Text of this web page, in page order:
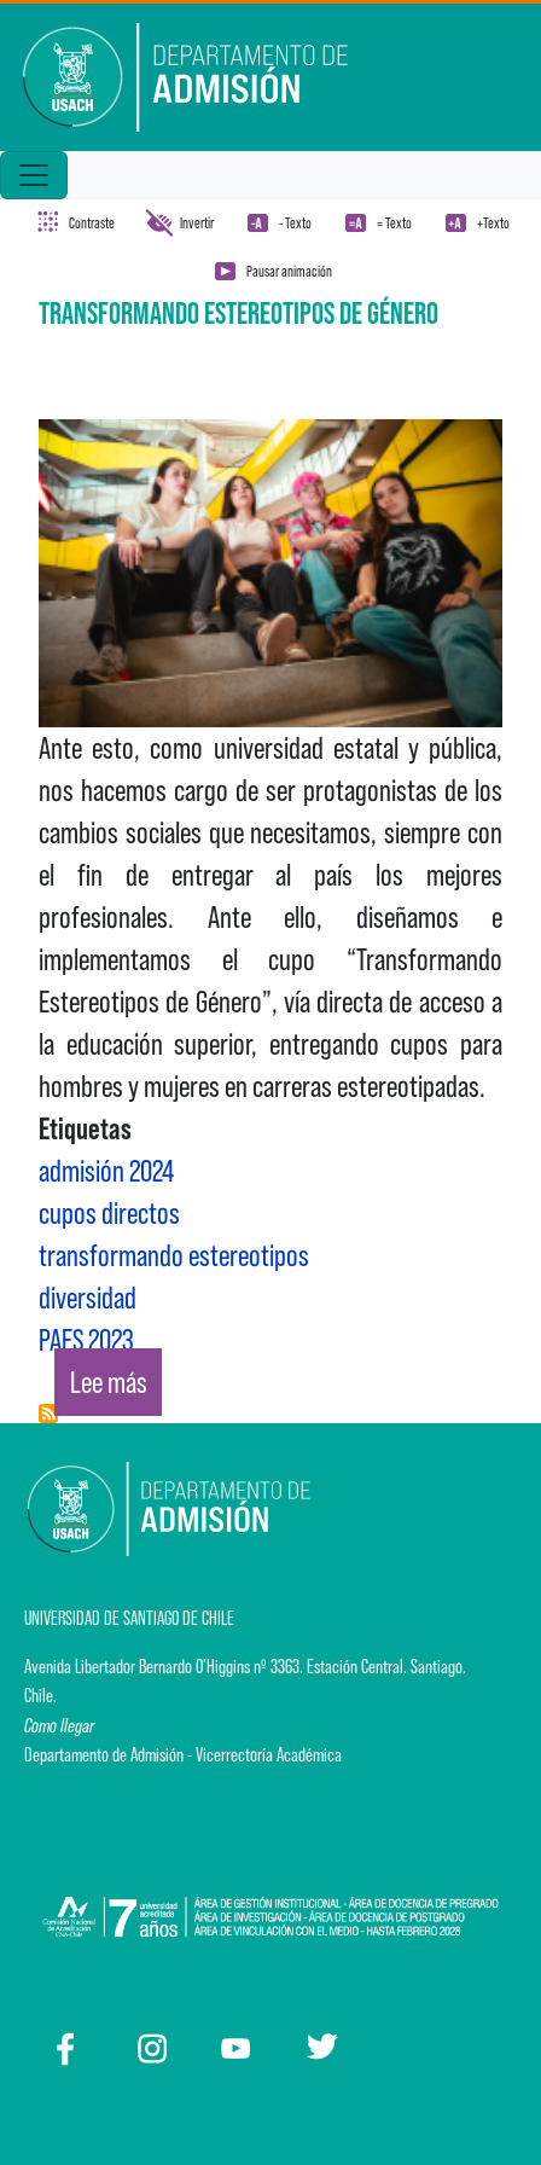
Contraste Invertir - Texto = Texto +Texto
Pausar animación
TRANSFORMANDO ESTEREOTIPOS DE GÉNERO
Ante esto, como universidad estatal y pública,
nos hacemos cargo de ser protagonistas de los
cambios sociales que necesitamos, siempre con
el fin de entregar al país los mejores
profesionales. Ante ello, diseñamos e
implementamos el cupo “Transformando
Estereotipos de Género”, vía directa de acceso a
la educación superior, entregando cupos para
hombres y mujeres en carreras estereotipadas.
Etiquetas
admisión 2024
cupos directos
transformando estereotipos
diversidad
PAES 2023
Lee mássobre TRANSFORMANDO ESTEREOTIPOS DE
UNIVERSIDAD DE SANTIAGO DE CHILE
Avenida Libertador Bernardo O'Higgins nº 3363. Estación Central. Santiago.
Chile.
Como llegar
Departamento de Admisión - Vicerrectoría Académica